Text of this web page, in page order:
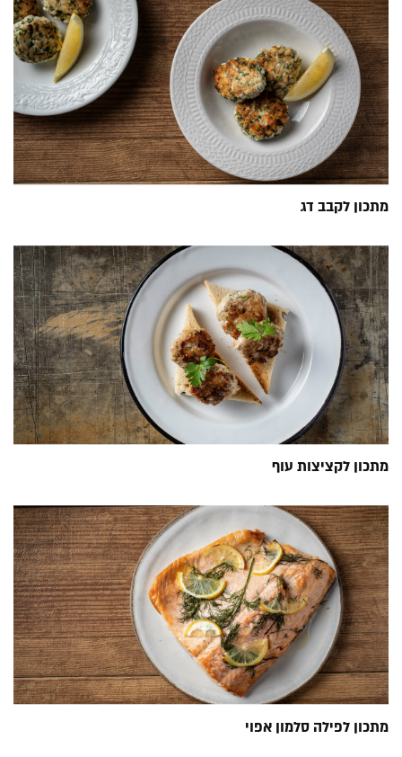
מתכון לקבב דג
מתכון לקציצות עוף
מתכון לפילה סלמון אפוי